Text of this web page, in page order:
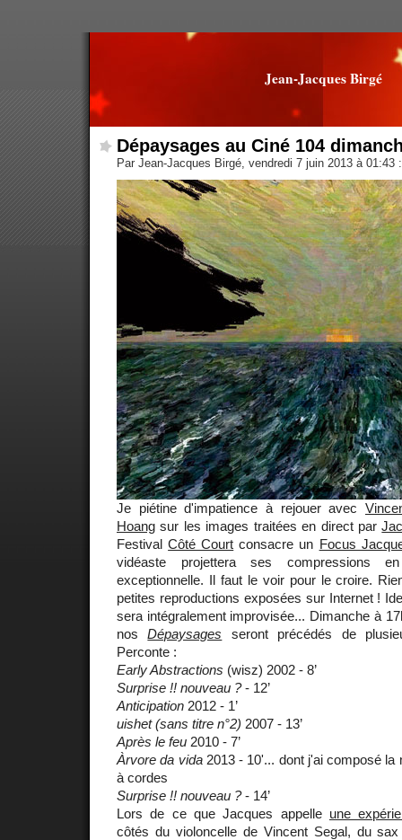
Jean-Jacques Birgé
Dépaysages au Ciné 104
Par Jean-Jacques Birgé, vendredi 7 juin 2013 à 01:43
Je piétine d'impatience à rejouer avec
Hoang sur les images traitées en direct par
FestivalCôté Court consacre un Focus
vidéaste projettera ses compressions
exceptionnelle. Il faut le voir pour le croire.
petites reproductions exposées sur Internet !
sera intégralement improvisée... Dimanche à
nosDépaysages seront précédés de
Perconte :
Early Abstractions (wisz) 2002 - 8’
Surprise !! nouveau ?- 12’
Anticipation 2012 - 1’
uishet (sans titre n°2) 2007 - 13’
Après le feu 2010 - 7’
Àrvore da vida2013 - 10'... dont j'ai composé la
à cordes
Surprise !! nouveau ?- 14’
Lors de ce que Jacques appelle une
côtés du violoncelle de Vincent Segal, du